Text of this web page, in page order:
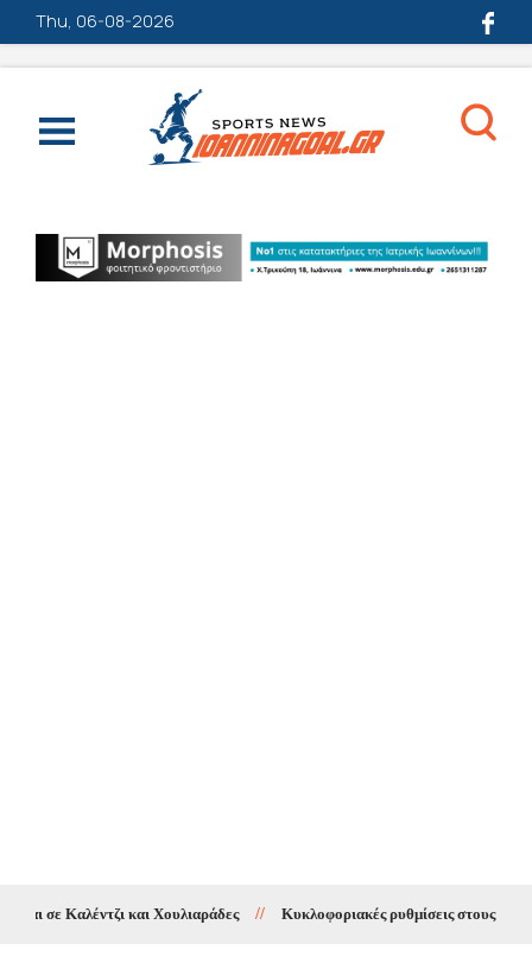
Thu, 06-08-2026
σε Καλέντζι και Χουλιαράδες // Κυκλοφοριακές ρυθμίσεις στους